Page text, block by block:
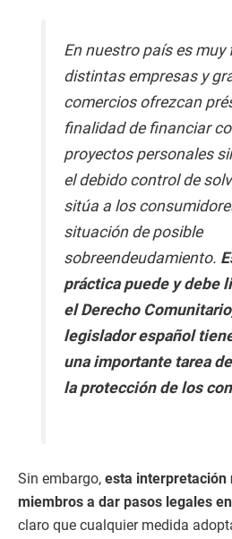
En nuestro país es muy
distintas empresas y
comercios ofrezcan
finalidad de financiar
proyectos personales
el debido control de
sitúa a los
situación de posible
sobreendeudamiento.
práctica puede y debe
el Derecho
legislador español
una importante tarea
la protección de los
Sin embargo, esta interpretación
miembros a dar pasos legales
claro que cualquier medida